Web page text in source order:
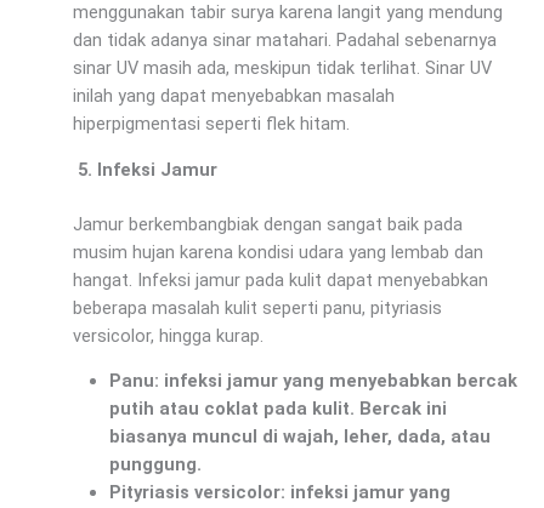
menggunakan tabir surya karena langit yang mendung
dan tidak adanya sinar matahari. Padahal sebenarnya
sinar UV masih ada, meskipun tidak terlihat. Sinar UV
inilah yang dapat menyebabkan masalah
hiperpigmentasi seperti flek hitam.
Infeksi Jamur
Jamur berkembangbiak dengan sangat baik pada
musim hujan karena kondisi udara yang lembab dan
hangat. Infeksi jamur pada kulit dapat menyebabkan
beberapa masalah kulit seperti panu, pityriasis
versicolor, hingga kurap.
Panu: infeksi jamur yang menyebabkan bercak
putih atau coklat pada kulit. Bercak ini
biasanya muncul di wajah, leher, dada, atau
punggung.
Pityriasis versicolor: infeksi jamur yang